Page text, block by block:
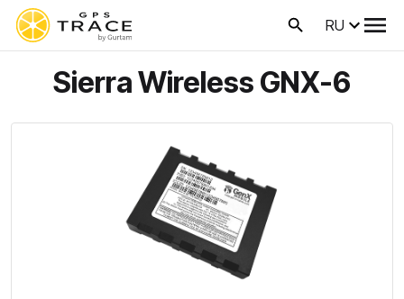
RU
Sierra Wireless GNX-6